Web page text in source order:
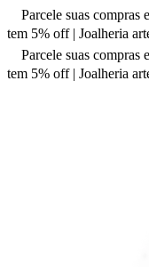
Parcele suas compras
tem 5% off | Joalheria
Parcele suas compras
tem 5% off | Joalheria